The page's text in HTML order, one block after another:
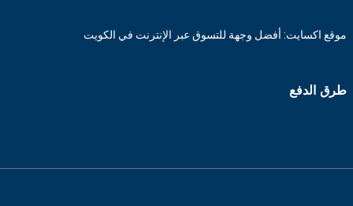
موقع اكسايت: أفضل وجهة للتسوق عبر الإنترنت في الكويت
طرق الدفع